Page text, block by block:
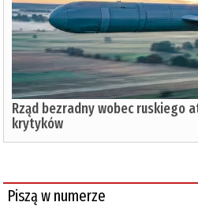
Rząd bezradny wobec ruskiego
krytyków
Piszą w numerze